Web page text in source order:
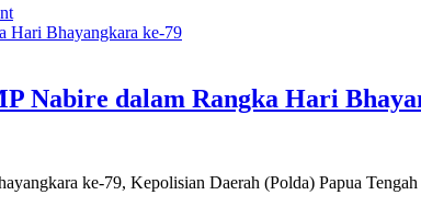
on
Sambut
ke-
79,
Bakti
Nabire dalam Rangka Hari
ke-79, Kepolisian Daerah (Polda) Papua